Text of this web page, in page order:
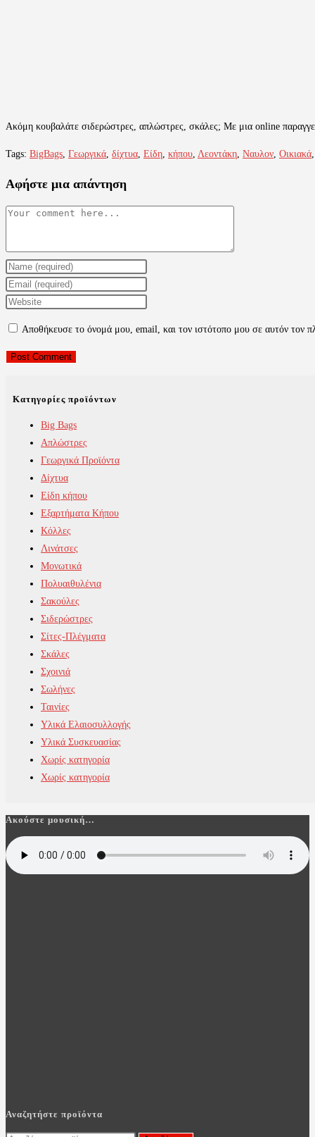
Ακόμη κουβαλάτε σιδερώστρες, απλώστρες, σκάλες; Mε μια online
Tags: BigBags, Γεωργικά, δίχτυα, Είδη, κήπου, Λεοντάκη, Ναυλον, Οικιακά,
Αφήστε μια απάντηση
Comment
Enter
your
name
to
Enter
your
to
Enter
URL
Αποθήκευσε το όνομά μου, email, και τον ιστότοπο μου σε αυτόν τον
Κατηγορίες προϊόντων
Big Bags
Απλώστρες
Γεωργικά Προϊόντα
Δίχτυα
Είδη κήπου
Εξαρτήματα Κήπου
Κόλλες
Λινάτσες
Μονωτικά
Πολυαιθυλένια
Σακούλες
Σιδερώστρες
Σίτες-Πλέγματα
Σκάλες
Σχοινιά
Σωλήνες
Ταινίες
Υλικά Ελαιοσυλλογής
Υλικά Συσκευασίας
Χωρίς κατηγορία
Χωρίς κατηγορία
Ακούστε μουσική…
Αναζητήστε προϊόντα